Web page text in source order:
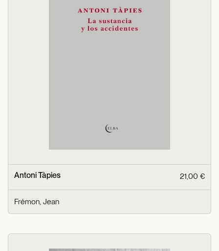
Antoni Tàpies 21,00 €
Frémon, Jean